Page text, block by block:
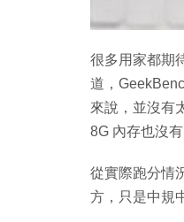
很多用家都期
道，
來說，並沒有
8G 內存也沒
從實際跑分情
方，只是中規